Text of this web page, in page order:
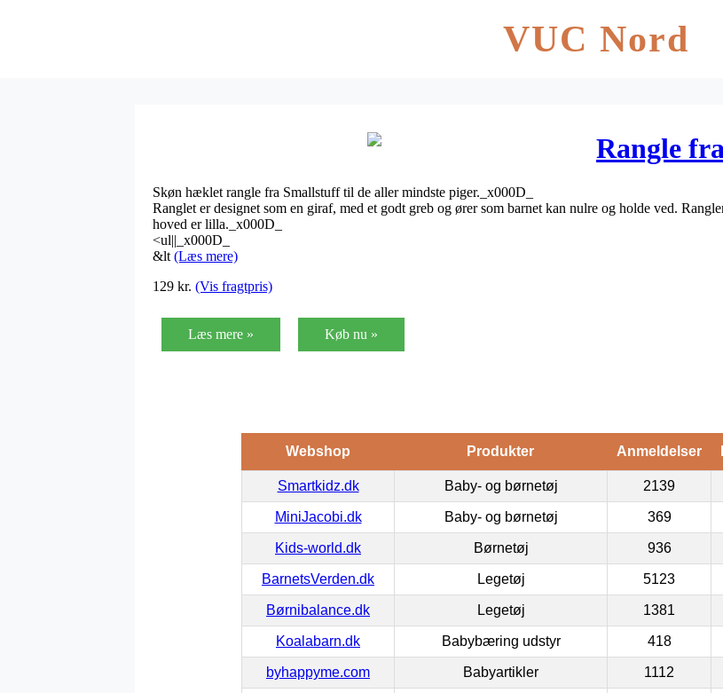
VUC Nord
Rangle
Skøn hæklet rangle fra Smallstuff til de aller mindste piger._x000D_
Ranglet er designet som en giraf, med et godt greb og ører som barnet kan nulre og holde ved.
hoved er lilla._x000D_
<ul||_x000D_
&lt (Læs mere)
129 kr. (Vis fragtpris)
Læs mere » Køb nu »
Webshop Produkter Anmeldelser
Smartkidz.dk Baby- og børnetøj 2139
MiniJacobi.dk Baby- og børnetøj 369
Kids-world.dk Børnetøj 936
BarnetsVerden.dk Legetøj 5123
Børnibalance.dk Legetøj 1381
Koalabarn.dk Babybæring udstyr 418
byhappyme.com Babyartikler 1112